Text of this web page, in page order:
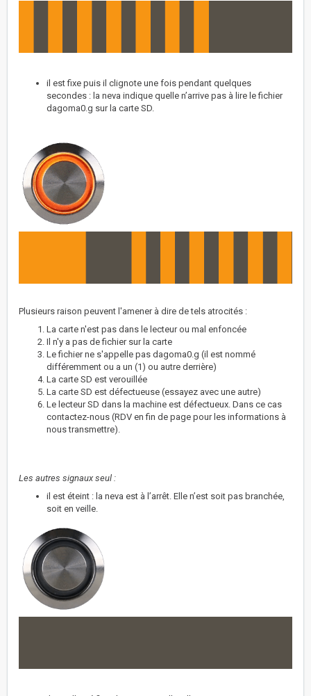
il est fixe puis il clignote une fois pendant quelques
secondes : la neva indique quelle n’arrive pas à lire le fichier
dagoma0.g sur la carte SD.
Plusieurs raison peuvent l'amener à dire de tels atrocités :
La carte n'est pas dans le lecteur ou mal enfoncée
Il n'y a pas de fichier sur la carte
Le fichier ne s'appelle pas dagoma0.g (il est nommé
différemment ou a un (1) ou autre derrière)
La carte SD est verouillée
La carte SD est défectueuse (essayez avec une autre)
Le lecteur SD dans la machine est défectueux. Dans ce cas
contactez-nous (RDV en fin de page pour les informations à
nous transmettre).
Les autres signaux seul :
il est éteint : la neva est à l’arrêt. Elle n’est soit pas branchée,
soit en veille.